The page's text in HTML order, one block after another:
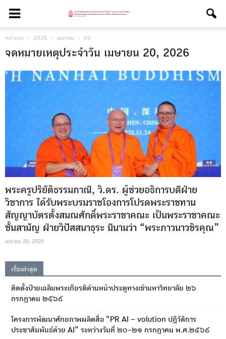
หน้าแรก 2026 เมษายน 20
จดหมายเหตุประจำวัน เมษายน 20, 2026
พระครูปริยัติธรรมภาณี, วิ.ดร. ผู้ช่วยอธิการบดีฝ่าย
วิชาการ ได้รับพระบรมราชโองการโปรดพระราชทาน
สัญญาบัตรตั้งสมณศักดิ์พระราชาคณะ เป็นพระราชาคณะ
ชั้นสามัญ ฝ่ายวิปัสสนาธุระ มีนามว่า “พระภาวนาวชิรคุณ”
เมษายน 20, 2026
เรื่องล่าสุด
ติดตั้งป้ายเฉลิมพระเกียรติด้านหน้าประตูทางเข้ามหาวิทยาลัย ๒๖
กรกฎาคม ๒๕๖๙
โครงการพัฒนาศักยภาพผลิตสื่อ “PR AI – volution ปฏิวัติการ
ประชาสัมพันธ์ด้วย AI” ระหว่างวันที่ ๒๐-๒๑ กรกฎาคม พ.ศ.๒๕๖๙